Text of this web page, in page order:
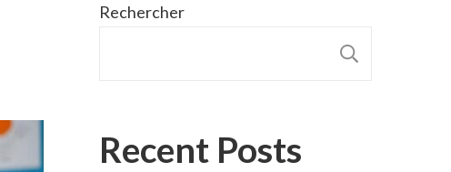
Rechercher
Recent Posts